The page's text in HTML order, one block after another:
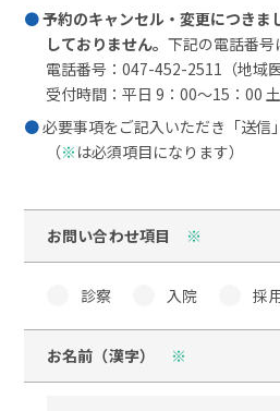
予約のキャンセル・変更につきま
しておりません。下記の電話番号
電話番号：047-452-2511（地域
受付時間：平日 9：00～15：00
必要事項をご記入いただき「送信
（※ は必須項目になります）
お問い合わせ項目 ※
診察 入院 採
お名前（漢字） ※